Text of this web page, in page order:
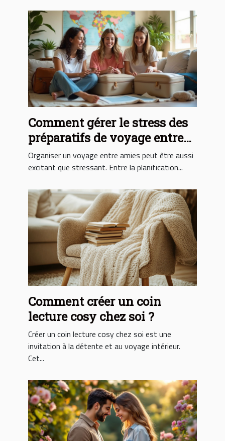
Comment gérer le stress des
préparatifs de voyage entre
amies ?
Organiser un voyage entre amies peut être aussi
excitant que stressant. Entre la planification...
Comment créer un coin
lecture cosy chez soi ?
Créer un coin lecture cosy chez soi est une
invitation à la détente et au voyage intérieur.
Cet...